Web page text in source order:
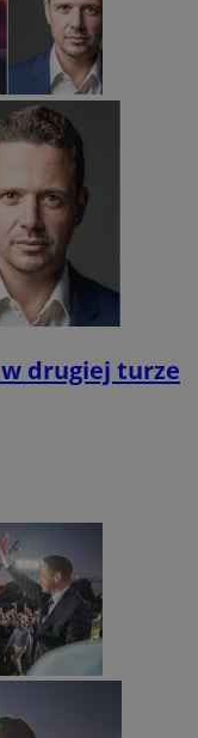
w drugiej turze